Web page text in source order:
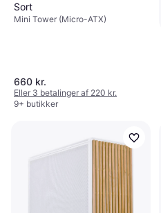
Sort
Mini Tower (Micro-ATX)
660 kr.
Eller 3 betalinger af 220 kr.
9+ butikker